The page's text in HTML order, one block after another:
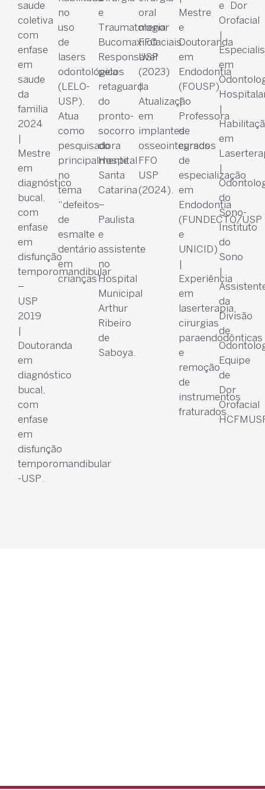
saude
coletiva
com
enfase
em
saude
da
familia
2024
Mestre
em
diagnóstico
bucal,
com
enfase
em
disfunção
temporomandibular
–
USP
2019
Doutoranda
em
diagnóstico
bucal,
com
enfase
em
disfunção
temporomandibular
-USP.
no
uso
de
lasers
odontológicos
(LELO-
USP).
Atua
como
pesquisadora
principalmente
no
tema
“defeitos
de
esmalte
dentário
em
crianças”.
e
Traumatologia
Bucomaxilofaciais.
Responsável
pela
retaguarda
do
pronto-
socorro
do
Hospital
Santa
Catarina
–
Paulista
e
assistente
no
Hospital
Municipal
Arthur
Ribeiro
de
Saboya.
oral
menor
FFO
USP
(2023)
|
Atualização
em
implantes
osseointegrados
FFO
USP
(2024).
Mestre
e
Doutoranda
em
Endodontia
(FOUSP)
|
Professora
de
cursos
de
especialização
em
Endodontia
(FUNDECTO/USP
e
UNICID)
Experiência
em
laserterapia,
cirurgias
paraendodônticas
e
remoção
de
instrumentos
fraturados.
e Dor
Orofacial
em
em
do
Sono-
Instituto
do
Sono
da
Divisão
de
Equipe
de
Dor
Orofacial